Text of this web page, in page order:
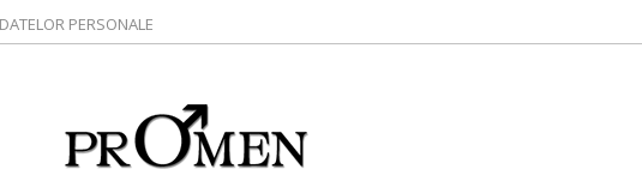
PERSONALE